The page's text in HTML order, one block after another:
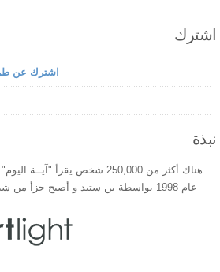
اشترك
اشترك عن
نبذة
هناك أكثر من 250,000 شخص يقرأ
عام 1998 بواسطة بن ستيد و أصبح جزأ من شبكة Heartlight فى عام 2000